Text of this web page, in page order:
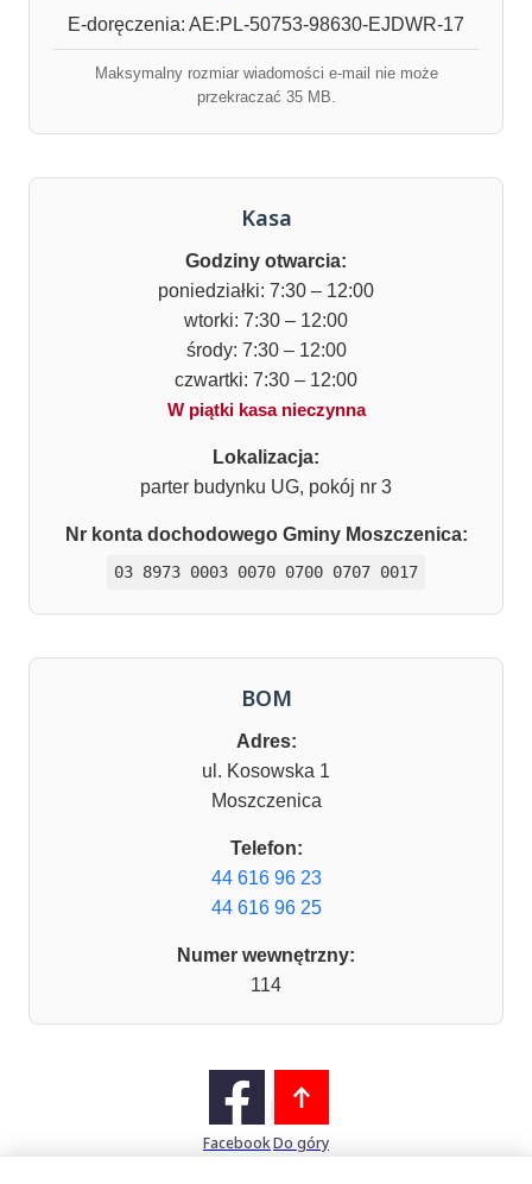
E-doręczenia: AE:PL-50753-98630-EJDWR-17
Maksymalny rozmiar wiadomości e-mail nie może
przekraczać 35 MB.
Kasa
Godziny otwarcia:
poniedziałki: 7:30 – 12:00
wtorki: 7:30 – 12:00
środy: 7:30 – 12:00
czwartki: 7:30 – 12:00
W piątki kasa nieczynna
Lokalizacja:
parter budynku UG, pokój nr 3
Nr konta dochodowego Gminy Moszczenica:
03 8973 0003 0070 0700 0707 0017
BOM
Adres:
ul. Kosowska 1
Moszczenica
Telefon:
44 616 96 23
44 616 96 25
Numer wewnętrzny:
114
FacebookDo góry